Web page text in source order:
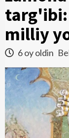
targ'ibi:
milliy
6 oy oldin